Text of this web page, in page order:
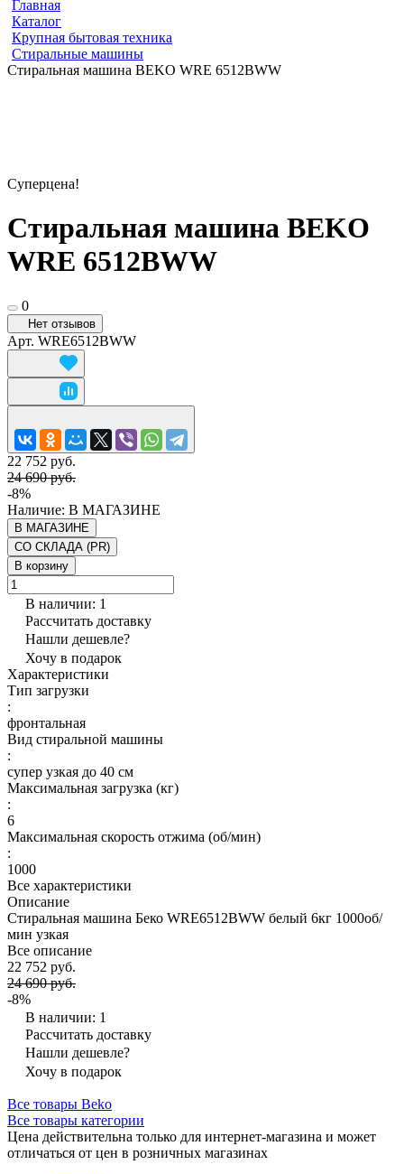
Главная
Каталог
Крупная бытовая техника
Стиральные машины
Cтиральная машина BEKO WRE 6512BWW
Суперцена!
Cтиральная машина BEKO
WRE 6512BWW
0
Нет отзывов
Арт. WRE6512BWW
22 752 руб.
24 690 руб.
-8%
Наличие: В МАГАЗИНЕ
В МАГАЗИНЕ
СО СКЛАДА (PR)
В корзину
В наличии: 1
Рассчитать доставку
Нашли дешевле?
Хочу в подарок
Характеристики
Тип загрузки
:
фронтальная
Вид стиральной машины
:
супер узкая до 40 см
Максимальная загрузка (кг)
:
6
Максимальная скорость отжима (об/мин)
:
1000
Все характеристики
Описание
Стиральная машина Беко WRE6512BWW белый 6кг 1000об/
мин узкая
Все описание
22 752 руб.
24 690 руб.
-8%
В наличии: 1
Рассчитать доставку
Нашли дешевле?
Хочу в подарок
Все товары Beko
Все товары категории
Цена действительна только для интернет-магазина и может
отличаться от цен в розничных магазинах